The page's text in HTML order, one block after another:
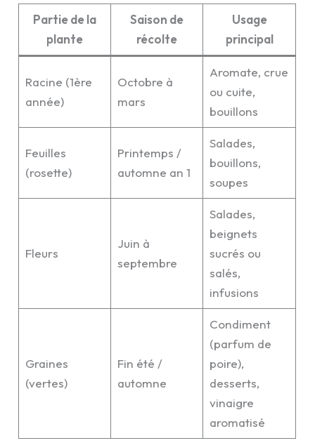
Partie de la
plante
Saison de
récolte
Usage
principal
Racine (1ère
année)
Octobre à
mars
Aromate, crue
ou cuite,
bouillons
Feuilles
(rosette)
Printemps /
automne an 1
Salades,
bouillons,
soupes
Fleurs
Juin à
septembre
Salades,
beignets
sucrés ou
salés,
infusions
Graines
(vertes)
Fin été /
automne
Condiment
(parfum de
poire),
desserts,
vinaigre
aromatisé